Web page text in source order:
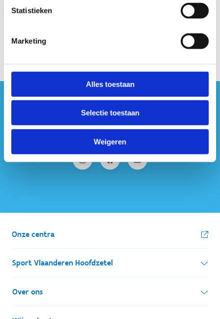
Statistieken
Marketing
Alles toestaan
Selectie toestaan
Weigeren
#sportersbelevenmeer
ook op sociale media
Onze centra
Sport Vlaanderen Hoofdzetel
Simon Bolivarlaan 17
1000 Brussel
Over ons
Wie zijn we, wat doen we